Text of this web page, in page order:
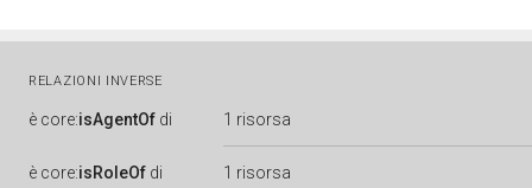
RELAZIONI INVERSE
è core:isAgentOf di 1 risorsa
è core:isRoleOf di 1 risorsa